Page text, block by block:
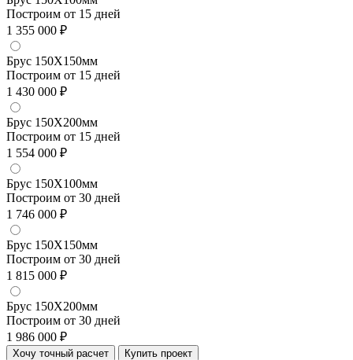
Построим от 15 дней
1 355 000 ₽
Брус 150Х150мм
Построим от 15 дней
1 430 000 ₽
Брус 150Х200мм
Построим от 15 дней
1 554 000 ₽
Брус 150Х100мм
Построим от 30 дней
1 746 000 ₽
Брус 150Х150мм
Построим от 30 дней
1 815 000 ₽
Брус 150Х200мм
Построим от 30 дней
1 986 000 ₽
Хочу точный расчет Купить проект